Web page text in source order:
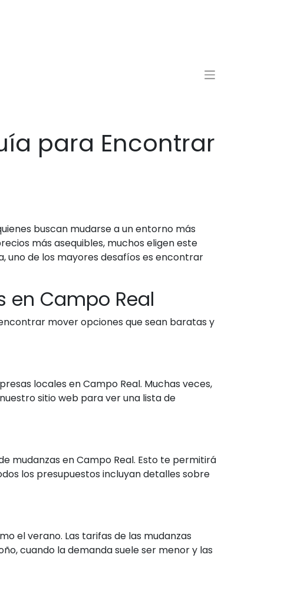
para Encontrar
buscan mudarse a un entorno más
más asequibles, muchos eligen este
uno de los mayores desafíos es encontrar
Campo Real
mover opciones que sean baratas y
locales en Campo Real. Muchas veces,
sitio web para ver una lista de
mudanzas en Campo Real. Esto te permitirá
los presupuestos incluyan detalles sobre
el verano. Las tarifas de las mudanzas
cuando la demanda suele ser menor y las